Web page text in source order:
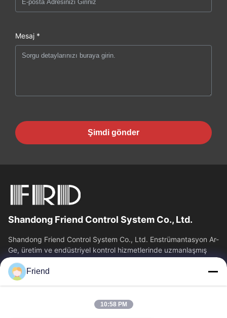
Mesaj *
Şimdi gönder
Shandong Friend Control System Co., Ltd.
Shandong Friend Control System Co., Ltd. Enstrümantasyon Ar-
Ge, üretim ve endüstriyel kontrol hizmetlerinde uzmanlaşmış
ulusal bir yüksek teknoloji...
Hızlı Bağlantılar
Hakkımızda
Friend
10:58 PM